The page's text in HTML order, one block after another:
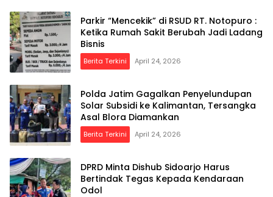
Parkir “Mencekik” di RSUD RT. Notopuro :
Ketika Rumah Sakit Berubah Jadi Ladang
Bisnis
Berita Terkini April 24, 2026
Polda Jatim Gagalkan Penyelundupan
Solar Subsidi ke Kalimantan, Tersangka
Asal Blora Diamankan
Berita Terkini April 24, 2026
DPRD Minta Dishub Sidoarjo Harus
Bertindak Tegas Kepada Kendaraan
Odol